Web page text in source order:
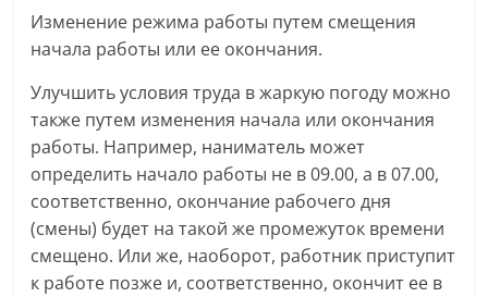
Изменение режима работы путем смещения
начала работы или ее окончания.
Улучшить условия труда в жаркую погоду можно
также путем изменения начала или окончания
работы. Например, наниматель может
определить начало работы не в 09.00, а в 07.00,
соответственно, окончание рабочего дня
(смены) будет на такой же промежуток времени
смещено. Или же, наоборот, работник приступит
к работе позже и, соответственно, окончит ее в